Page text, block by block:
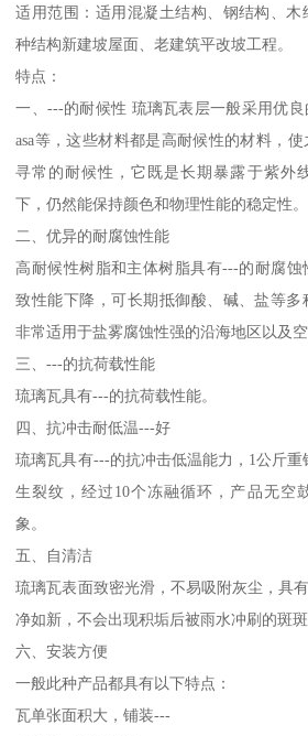
适用范围：适用混凝土结构、钢结构、
种结构新建坡屋面、老建筑平改坡工程。
特点：
一、---的耐候性 琉璃瓦表层一般采用优
asa等，这些材料都是高耐候性的材料，
寻常的耐候性，它既是长期暴露于紫外
下，仍然能保持颜色和物理性能的稳定性。
二、优异的耐腐蚀性能
高耐候性树脂和主体树脂具有---的耐腐
致性能下降，可长期抵御酸、碱、盐等
非常适用于盐雾腐蚀性强的沿海地区以及
三、---的抗荷载性能
琉璃瓦具有---的抗荷载性能。
四、抗冲击耐低温---好
琉璃瓦具有---的抗冲击低温能力，1公斤
生裂纹，经过10个冻融循环，产品无空
象。
五、自清洁
琉璃瓦表面致密光滑，不易吸附灰尘，具
净如新，不会出现积垢后被雨水冲刷的斑斑
六、安装方便
一般此种产品都具有以下特点：
瓦单张面积大，铺装---